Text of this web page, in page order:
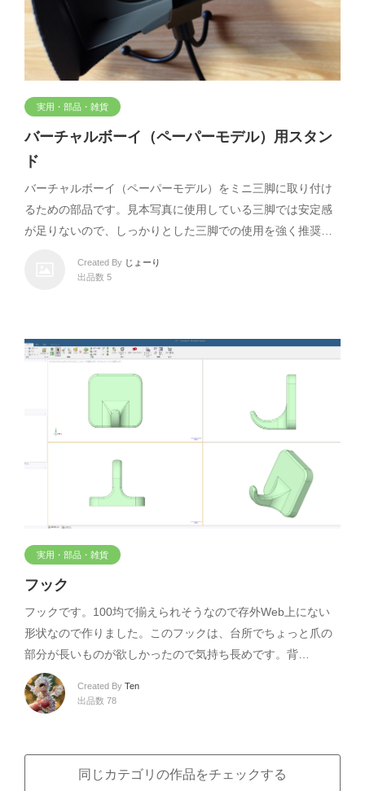
実用・部品・雑貨
バーチャルボーイ（ペーパーモデル）用スタン
ド
バーチャルボーイ（ペーパーモデル）をミニ三脚に取り付け
るための部品です。見本写真に使用している三脚では安定感
が足りないので、しっかりとした三脚での使用を強く推奨…
Created By じょーり
出品数 5
実用・部品・雑貨
フック
フックです。100均で揃えられそうなので存外Web上にない
形状なので作りました。このフックは、台所でちょっと爪の
部分が長いものが欲しかったので気持ち長めです。背…
Created By Ten
出品数 78
同じカテゴリの作品をチェックする